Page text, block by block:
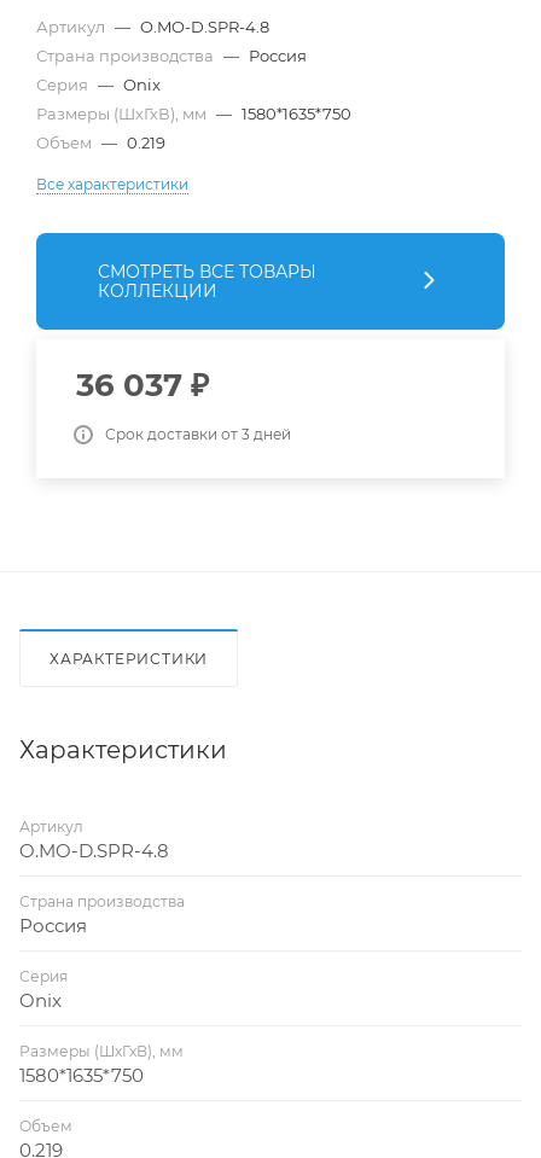
Артикул — O.MO-D.SPR-4.8
Страна производства — Россия
Серия — Onix
Размеры (ШхГхВ), мм — 1580*1635*750
Объем — 0.219
Все характеристики
СМОТРЕТЬ ВСЕ ТОВАРЫ
КОЛЛЕКЦИИ
36 037 ₽
Срок доставки от 3 дней
ХАРАКТЕРИСТИКИ
Характеристики
Артикул
O.MO-D.SPR-4.8
Страна производства
Россия
Серия
Onix
Размеры (ШхГхВ), мм
1580*1635*750
Объем
0.219